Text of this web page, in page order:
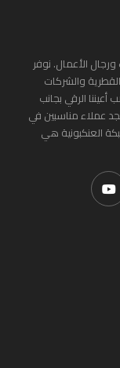
الأعمال. نوفر
والشركات
الرقي بجانب
عملاء مناسبين في
العنكبونية هي